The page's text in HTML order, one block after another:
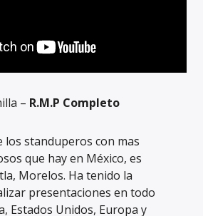
– R.M.P Completo
los standuperos con mas
que hay en México, es
Morelos. Ha tenido la
presentaciones en todo
Estados Unidos, Europa y